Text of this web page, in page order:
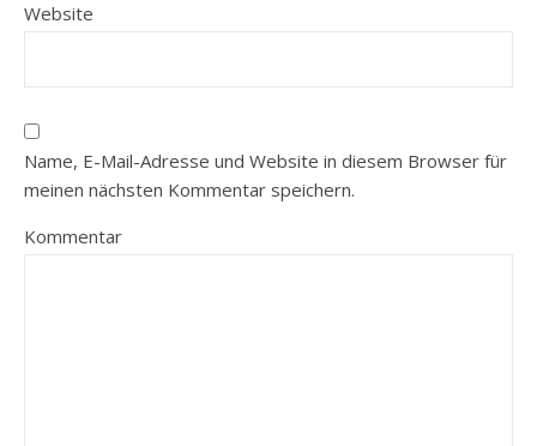
Website
Name, E-Mail-Adresse und Website in diesem Browser für
meinen nächsten Kommentar speichern.
Kommentar